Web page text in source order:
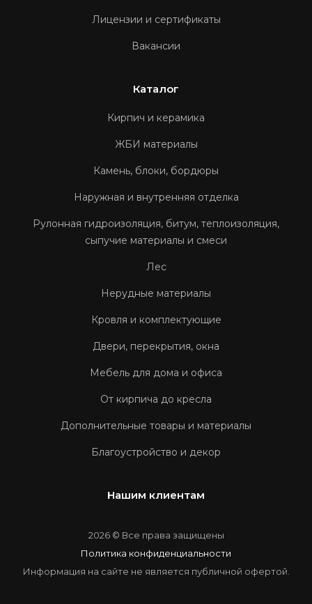
Лицензии и сертификаты
Вакансии
Каталог
Кирпич и керамика
ЖБИ материалы
Камень, блоки, бордюры
Наружная и внутренняя отделка
Рулонная гидроизоляция, битум, теплоизоляция,
сыпучие материалы и смеси
Лес
Нерудные материалы
Кровля и комплектующие
Двери, перекрытия, окна
Мебель для дома и офиса
От кирпича до кресла
Дополнительные товары и материалы
Благоустройство и декор
Нашим клиентам
2026 © Все права защищены
Политика конфиденциальности
Информация на сайте не является публичной офертой.